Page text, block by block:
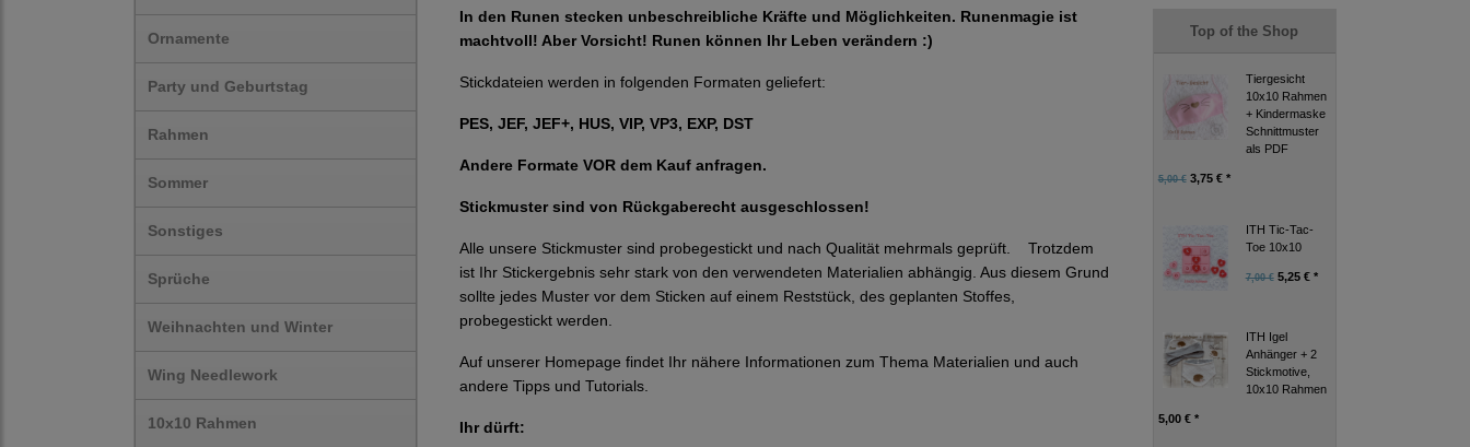
Ornamente
Party und Geburtstag
Rahmen
Sommer
Sonstiges
Sprüche
Weihnachten und Winter
Wing Needlework
10x10 Rahmen
In den Runen stecken unbeschreibliche Kräfte und Möglichkeiten. Runenmagie ist
machtvoll! Aber Vorsicht! Runen können Ihr Leben verändern :)
Stickdateien werden in folgenden Formaten geliefert:
PES, JEF, JEF+, HUS, VIP, VP3, EXP, DST
Andere Formate VOR dem Kauf anfragen.
Stickmuster sind von Rückgaberecht ausgeschlossen!
Alle unsere Stickmuster sind probegestickt und nach Qualität mehrmals geprüft. Trotzdem
ist Ihr Stickergebnis sehr stark von den verwendeten Materialien abhängig. Aus diesem Grund
sollte jedes Muster vor dem Sticken auf einem Reststück, des geplanten Stoffes,
probegestickt werden.
Auf unserer Homepage findet Ihr nähere Informationen zum Thema Materialien und auch
andere Tipps und Tutorials.
Ihr dürft:
Top of the Shop
Tiergesicht
10x10 Rahmen
+ Kindermaske
Schnittmuster
als PDF
5,00 €3,75 € *
ITH Tic-Tac-
Toe 10x10
7,00 €5,25 € *
ITH Igel
Anhänger + 2
Stickmotive,
10x10 Rahmen
5,00 € *